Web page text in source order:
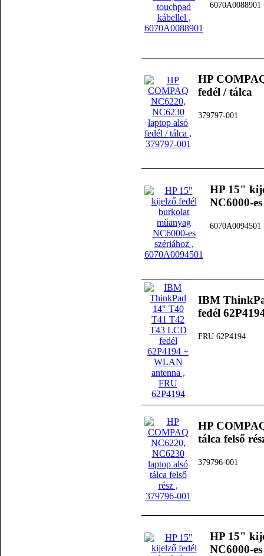
6070A0088901
HP
fedél / tálca
379797-001
HP 15"
NC6000-
6070A0094501
IBM
fedél
FRU 62P4194
HP
tálca felső
379796-001
HP 15"
NC6000-